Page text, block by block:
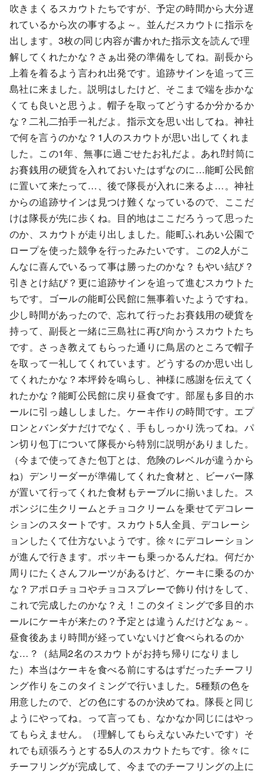
吹きまくるスカウトたちですが、予定の時間から大分遅
れているから次の事するよ～。並んだスカウトに指示を
出します。3枚の同じ内容が書かれた指示文を読んで理
解してくれたかな？さぁ出発の準備をしてね。副長から
上着を着るよう言われ出発です。追跡サインを追って三
島社に来ました。説明はしたけど、そこまで端を歩かな
くても良いと思うよ。帽子を取ってどうするか分かるか
な？二礼二拍手一礼だよ。指示文を思い出してね。神社
で何を言うのかな？1人のスカウトが思い出してくれま
した。この1年、無事に過ごせたお礼だよ。あれ⁉封筒に
お賽銭用の硬貨を入れておいたはずなのに…能町公民館
に置いて来たって…、後で隊長が入れに来るよ…。神社
からの追跡サインは見つけ難くなっているので、ここだ
けは隊長が先に歩くね。目的地はここだろうって思った
のか、スカウトが走り出しました。能町ふれあい公園で
ロープを使った競争を行ったみたいです。この2人がこ
んなに喜んでいるって事は勝ったのかな？もやい結び？
引きとけ結び？更に追跡サインを追って進むスカウトた
ちです。ゴールの能町公民館に無事着いたようですね。
少し時間があったので、忘れて行ったお賽銭用の硬貨を
持って、副長と一緒に三島社に再び向かうスカウトたち
です。さっき教えてもらった通りに鳥居のところで帽子
を取って一礼してくれています。どうするのか思い出し
てくれたかな？本坪鈴を鳴らし、神様に感謝を伝えてく
れたかな？能町公民館に戻り昼食です。部屋も多目的ホ
ールに引っ越ししました。ケーキ作りの時間です。エプ
ロンとバンダナだけでなく、手もしっかり洗ってね。パ
ン切り包丁について隊長から特別に説明がありました。
（今まで使ってきた包丁とは、危険のレベルが違うから
ね）デンリーダーが準備してくれた食材と、ビーバー隊
が置いて行ってくれた食材もテーブルに揃いました。ス
ポンジに生クリームとチョコクリームを乗せてデコレー
ションのスタートです。スカウト5人全員、デコレーシ
ョンしたくて仕方ないようです。徐々にデコレーション
が進んで行きます。ポッキーも乗っかるんだね。何だか
周りにたくさんフルーツがあるけど、ケーキに乗るのか
な？アポロチョコやチョコスプレーで飾り付けをして、
これで完成したのかな？え！このタイミングで多目的ホ
ールにケーキが来たの？予定とは違うんだけどなぁ～。
昼食後あまり時間が経っていないけど食べられるのか
な…？（結局2名のスカウトがお持ち帰りになりまし
た）本当はケーキを食べる前にするはずだったチーフリ
ング作りをこのタイミングで行いました。5種類の色を
用意したので、どの色にするのか決めてね。隊長と同じ
ようにやってね。って言っても、なかなか同じにはやっ
てもらえません。（理解してもらえないみたいです）そ
れでも頑張ろうとする5人のスカウトたちです。徐々に
チーフリングが完成して、今までのチーフリングの上に